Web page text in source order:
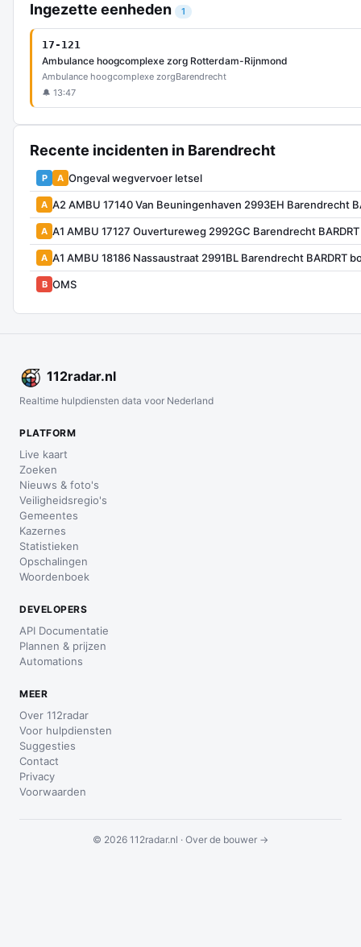
Ingezette eenheden 1
17-121
Ambulance hoogcomplexe zorg Rotterdam-Rijnmond
Ambulance hoogcomplexe zorgBarendrecht
🔔 13:47
Recente incidenten in Barendrecht
P A Ongeval wegvervoer letsel
A A2 AMBU 17140 Van Beuningenhaven 2993EH Barendrecht
A A1 AMBU 17127 Ouvertureweg 2992GC Barendrecht
A A1 AMBU 18186 Nassaustraat 2991BL Barendrecht BARDRT
B OMS
112radar.nl
Realtime hulpdiensten data voor Nederland
PLATFORM
Live kaart
Zoeken
Nieuws & foto's
Veiligheidsregio's
Gemeentes
Kazernes
Statistieken
Opschalingen
Woordenboek
DEVELOPERS
API Documentatie
Plannen & prijzen
Automations
MEER
Over 112radar
Voor hulpdiensten
Suggesties
Contact
Privacy
Voorwaarden
© 2026 112radar.nl · Over de bouwer →